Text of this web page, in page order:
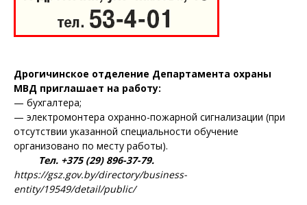
Дрогичинское отделение Департамента охраны
МВД приглашает на работу:
— бухгалтера;
— электромонтера охранно-пожарной сигнализации (при
отсутствии указанной специальности обучение
организовано по месту работы).
Тел. +375 (29) 896-37-79.
https://gsz.gov.by/directory/business-
entity/19549/detail/public/